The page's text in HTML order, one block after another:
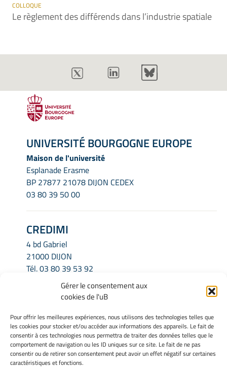
Gérer le consentement aux
cookies de l'uB
Pour offrir les meilleures expériences, nous utilisons des technologies telles que
les cookies pour stocker et/ou accéder aux informations des appareils. Le fait de
consentir à ces technologies nous permettra de traiter des données telles que le
comportement de navigation ou les ID uniques sur ce site. Le fait de ne pas
consentir ou de retirer son consentement peut avoir un effet négatif sur certaines
caractéristiques et fonctions.
COLLOQUE
Le règlement des différends dans l’industrie spatiale
UNIVERSITÉ BOURGOGNE EUROPE
Maison de l'université
Esplanade Erasme
BP 27877 21078 DIJON CEDEX
03 80 39 50 00
CREDIMI
4 bd Gabriel
21000 DIJON
Tél.03 80 39 53 92
credimi.secretariat@u-bourgogne.fr
INFORMATIONS LÉGALES
Mentions légales
Gérer mes cookies
Politique de cookies
Déclaration de confidentialité